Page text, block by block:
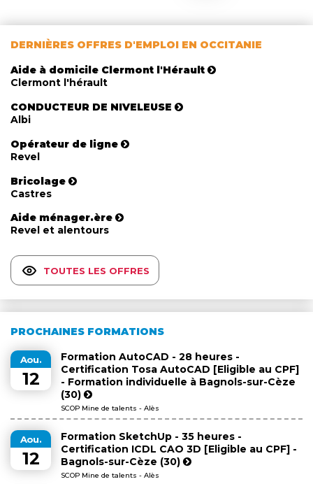
DERNIÈRES OFFRES D'EMPLOI EN OCCITANIE
Aide à domicile Clermont l'Hérault
Clermont l'hérault
CONDUCTEUR DE NIVELEUSE
Albi
Opérateur de ligne
Revel
Bricolage
Castres
Aide ménager.ère
Revel et alentours
TOUTES LES OFFRES
PROCHAINES FORMATIONS
Aou.
12
Formation AutoCAD - 28 heures -
Certification Tosa AutoCAD [Eligible au CPF]
- Formation individuelle à Bagnols-sur-Cèze
(30)
SCOP Mine de talents - Alès
Aou.
12
Formation SketchUp - 35 heures -
Certification ICDL CAO 3D [Eligible au CPF] -
Bagnols-sur-Cèze (30)
SCOP Mine de talents - Alès